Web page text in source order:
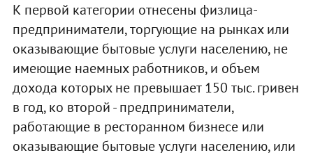
К первой категории отнесены физлица-
предприниматели, торгующие на рынках или
оказывающие бытовые услуги населению, не
имеющие наемных работников, и объем
дохода которых не превышает 150 тыс. гривен
в год, ко второй - предприниматели,
работающие в ресторанном бизнесе или
оказывающие бытовые услуги населению, или